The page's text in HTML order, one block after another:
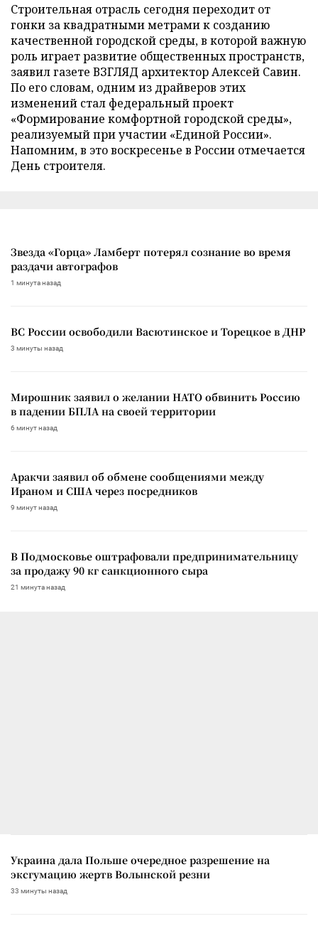
Строительная отрасль сегодня переходит от
гонки за квадратными метрами к созданию
качественной городской среды, в которой важную
роль играет развитие общественных пространств,
заявил газете ВЗГЛЯД архитектор Алексей Савин.
По его словам, одним из драйверов этих
изменений стал федеральный проект
«Формирование комфортной городской среды»,
реализуемый при участии «Единой России».
Напомним, в это воскресенье в России отмечается
День строителя.
Звезда «Горца» Ламберт потерял сознание во время
раздачи автографов
1 минута назад
ВС России освободили Васютинское и Торецкое в ДНР
3 минуты назад
Мирошник заявил о желании НАТО обвинить Россию
в падении БПЛА на своей территории
6 минут назад
Аракчи заявил об обмене сообщениями между
Ираном и США через посредников
9 минут назад
В Подмосковье оштрафовали предпринимательницу
за продажу 90 кг санкционного сыра
21 минута назад
Украина дала Польше очередное разрешение на
эксгумацию жертв Волынской резни
33 минуты назад